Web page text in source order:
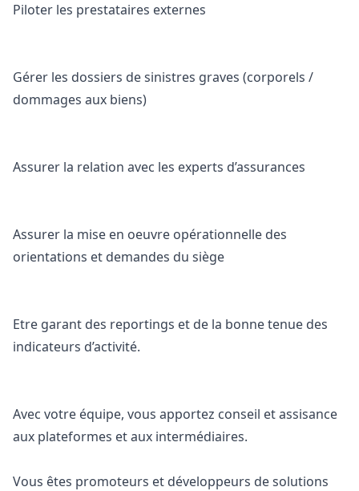
Piloter les prestataires externes
Gérer les dossiers de sinistres graves (corporels /
dommages aux biens)
Assurer la relation avec les experts d’assurances
Assurer la mise en oeuvre opérationnelle des
orientations et demandes du siège
Etre garant des reportings et de la bonne tenue des
indicateurs d’activité.
Avec votre équipe, vous apportez conseil et assisance
aux plateformes et aux intermédiaires.
Vous êtes promoteurs et développeurs de solutions